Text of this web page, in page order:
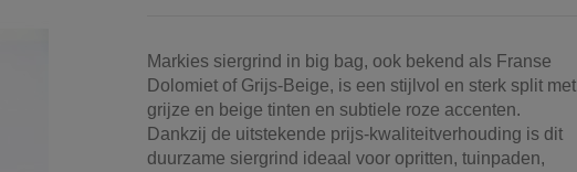
Markies siergrind in big bag, ook bekend als Franse
Dolomiet of Grijs-Beige, is een stijlvol en sterk split met
grijze en beige tinten en subtiele roze accenten.
Dankzij de uitstekende prijs-kwaliteitverhouding is dit
duurzame siergrind ideaal voor opritten, tuinpaden,